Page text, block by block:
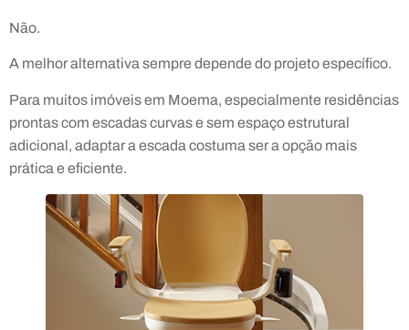
Não.
A melhor alternativa sempre depende do projeto específico.
Para muitos imóveis em Moema, especialmente residências
prontas com escadas curvas e sem espaço estrutural
adicional, adaptar a escada costuma ser a opção mais
prática e eficiente.